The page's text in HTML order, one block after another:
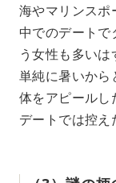
海やマリンスポ
中でのデート
う女性も多いは
単純に暑いから
体をアピールし
デートでは控え